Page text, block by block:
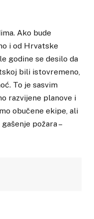
Ako bude
i od Hrvatske
godine se desilo da
bili istovremeno,
To je sasvim
razvijene planove i
obučene ekipe, ali
požara –